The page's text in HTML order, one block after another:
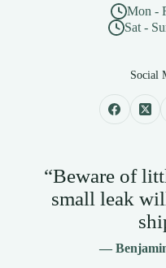
Mon -
Sat -
Social
“Beware of
small leak
—